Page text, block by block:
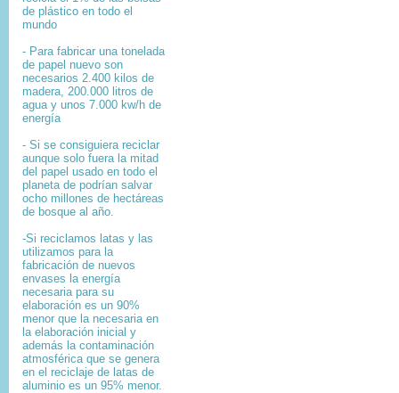
de plástico en todo el
mundo
- Para fabricar una tonelada
de papel nuevo son
necesarios 2.400 kilos de
madera, 200.000 litros de
agua y unos 7.000 kw/h de
energía
- Si se consiguiera reciclar
aunque solo fuera la mitad
del papel usado en todo el
planeta de podrían salvar
ocho millones de hectáreas
de bosque al año.
-Si reciclamos latas y las
utilizamos para la
fabricación de nuevos
envases la energía
necesaria para su
elaboración es un 90%
menor que la necesaria en
la elaboración inicial y
además la contaminación
atmosférica que se genera
en el reciclaje de latas de
aluminio es un 95% menor.